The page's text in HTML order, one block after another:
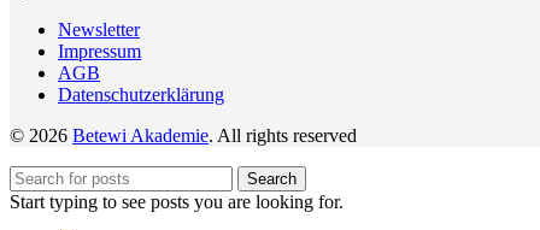
Newsletter
Impressum
AGB
Datenschutzerklärung
© 2026 Betewi Akademie. All rights reserved
Search
Start typing to see posts you are looking for.